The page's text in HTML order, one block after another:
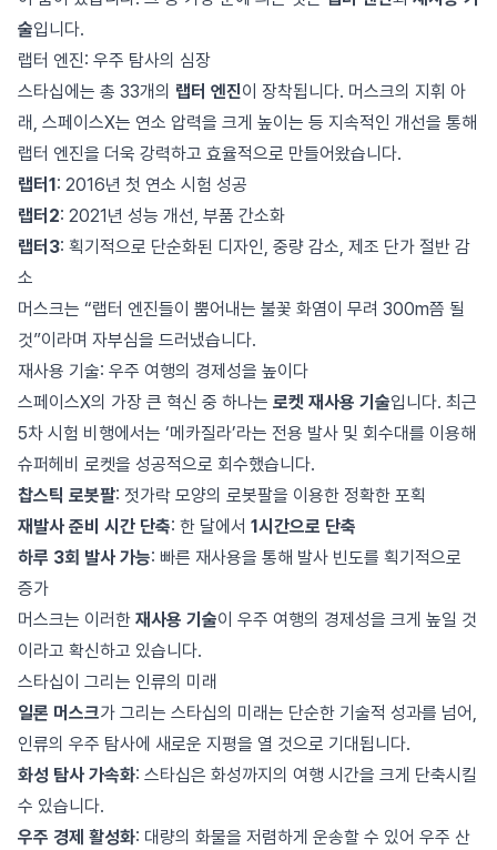
술입니다.
랩터 엔진: 우주 탐사의 심장
스타십에는 총 33개의 랩터 엔진이 장착됩니다. 머스크의 지휘 아
래, 스페이스X는 연소 압력을 크게 높이는 등 지속적인 개선을 통해
랩터 엔진을 더욱 강력하고 효율적으로 만들어왔습니다.
랩터1 : 2016년 첫 연소 시험 성공
랩터2: 2021년 성능 개선, 부품 간소화
랩터3: 획기적으로 단순화된 디자인, 중량 감소, 제조 단가 절반 감
소
머스크는 “랩터 엔진들이 뿜어내는 불꽃 화염이 무려 300m쯤 될
것”이라며 자부심을 드러냈습니다.
재사용 기술: 우주 여행의 경제성을 높이다
스페이스X의 가장 큰 혁신 중 하나는 로켓 재사용 기술입니다. 최근
5차 시험 비행에서는 ‘메카질라’라는 전용 발사 및 회수대를 이용해
슈퍼헤비 로켓을 성공적으로 회수했습니다.
찹스틱 로봇팔: 젓가락 모양의 로봇팔을 이용한 정확한 포획
재발사 준비 시간 단축: 한 달에서 1시간으로 단축
하루 3회 발사 가능: 빠른 재사용을 통해 발사 빈도를 획기적으로
증가
머스크는 이러한 재사용 기술이 우주 여행의 경제성을 크게 높일 것
이라고 확신하고 있습니다.
스타십이 그리는 인류의 미래
일론 머스크가 그리는 스타십의 미래는 단순한 기술적 성과를 넘어,
인류의 우주 탐사에 새로운 지평을 열 것으로 기대됩니다.
화성 탐사 가속화: 스타십은 화성까지의 여행 시간을 크게 단축시킬
수 있습니다.
우주 경제 활성화: 대량의 화물을 저렴하게 운송할 수 있어 우주 산